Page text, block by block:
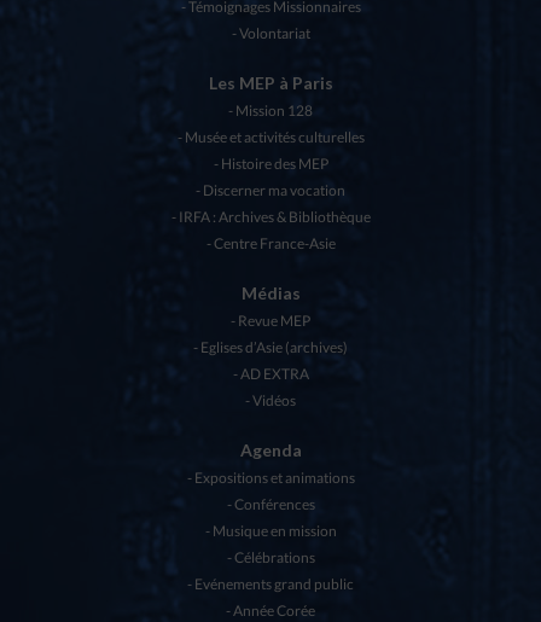
Témoignages Missionnaires
Volontariat
Les MEP à Paris
Mission 128
Musée et activités culturelles
Histoire des MEP
Discerner ma vocation
IRFA : Archives & Bibliothèque
Centre France-Asie
Médias
Revue MEP
Eglises d’Asie (archives)
AD EXTRA
Vidéos
Agenda
Expositions et animations
Conférences
Musique en mission
Célébrations
Evénements grand public
Année Corée